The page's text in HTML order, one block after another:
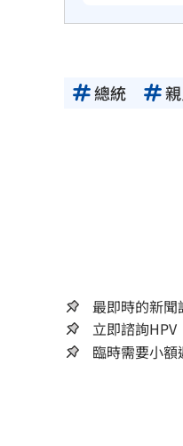
總統
最即時的新
立即諮詢
臨時需要小